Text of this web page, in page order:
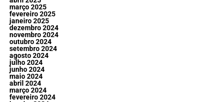
março 2025
fevereiro 2025
janeiro 2025
dezembro 2024
novembro 2024
outubro 2024
setembro 2024
agosto 2024
julho 2024
junho 2024
maio 2024
abril 2024
março 2024
fevereiro 2024